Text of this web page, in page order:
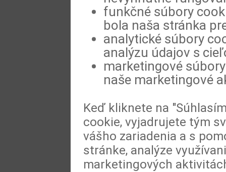
funkčné súbory
bola naša stránka
analytické súbory
analýzu údajov s
marketingové
naše marketingové
Keď kliknete na
cookie, vyjadrujete tým
vášho zariadenia a s
stránke, analýze
marketingových